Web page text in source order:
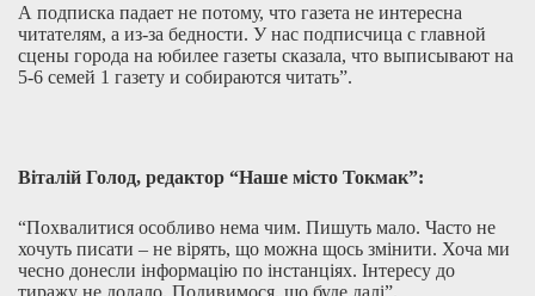
А подписка падает не потому, что газета не интересна
читателям, а из-за бедности. У нас подписчица с главной
сцены города на юбилее газеты сказала, что выписывают на
5-6 семей 1 газету и собираются читать”.
Віталій Голод, редактор “Наше місто Токмак”:
“Похвалитися особливо нема чим. Пишуть мало. Часто не
хочуть писати – не вірять, що можна щось змінити. Хоча ми
чесно донесли інформацію по інстанціях. Інтересу до
тиражу не додало. Подивимося, що буде далі”.